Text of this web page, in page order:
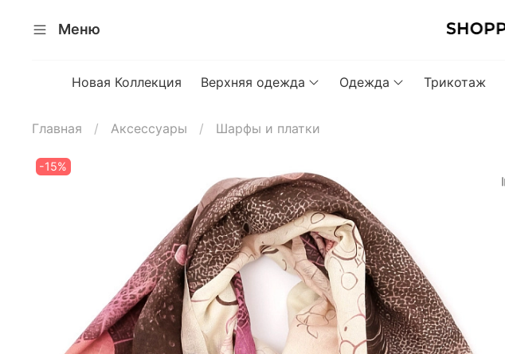
Меню
Новая Коллекция Верхняя одежда Одежда Трикотаж
Главная Аксессуары Шарфы и платки
-15%